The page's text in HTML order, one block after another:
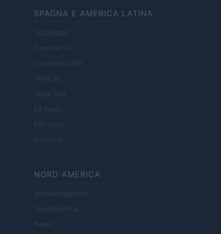
SPAGNA E AMERICA LATINA
Actualidad
Finanzas 24
Investindo 365
Think.es
Viajar 365
ES Newz
Pet Story
Encocina
NORD AMERICA
Womanmagazine
Investing Plus
Newz